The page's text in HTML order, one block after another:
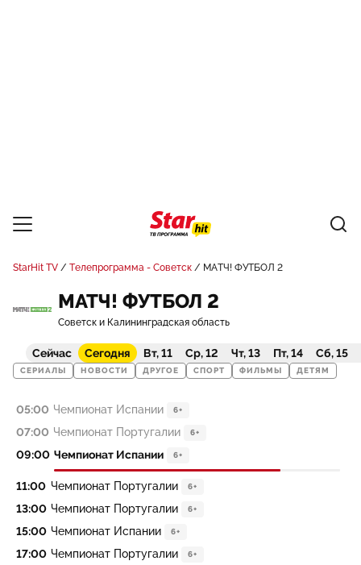
StarHit TV Телепрограмма - Советск МАТЧ! ФУТБОЛ 2
МАТЧ! ФУТБОЛ 2
Советск и Калининградская область
Сейчас Сегодня Вт, 11 Ср, 12 Чт, 13 Пт, 14 Сб, 15
СЕРИАЛЫ НОВОСТИ ДРУГОЕ СПОРТ ФИЛЬМЫ ДЕТЯМ
05:00 Чемпионат Испании 6+
07:00 Чемпионат Португалии 6+
09:00 Чемпионат Испании 6+
11:00 Чемпионат Португалии 6+
13:00 Чемпионат Португалии 6+
15:00 Чемпионат Испании 6+
17:00 Чемпионат Португалии 6+